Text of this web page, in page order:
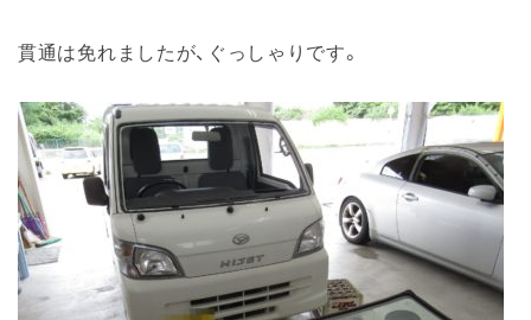
貫通は免れましたが、ぐっしゃりです。